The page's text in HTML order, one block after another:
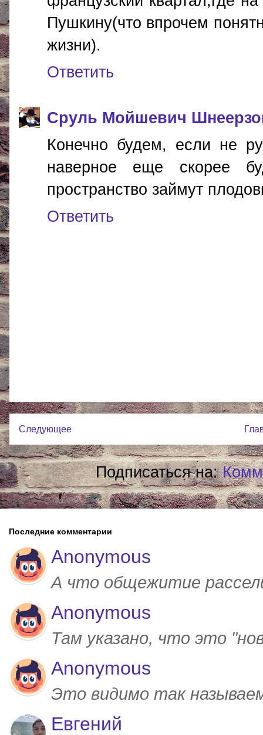
Пушкину(что впрочем
жизни).
Ответить
Сруль Мойшевич
Конечно будем, если не
наверное еще скорее
пространство займут
Ответить
Следующее
Подписаться на:
Последние комментарии
Anonymous
А что общежитие
Anonymous
Там указано, что это
Anonymous
Это видимо так
Евгений